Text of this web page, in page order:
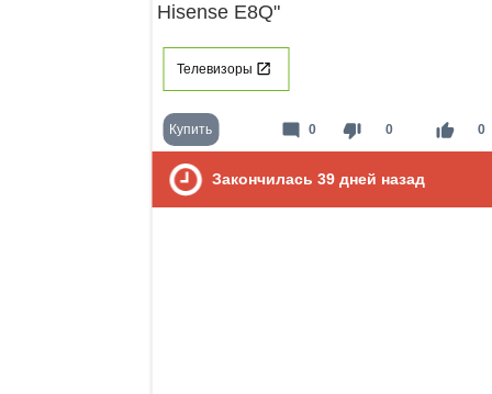
Hisense E8Q"
Телевизоры
Купить thumb_down 0 thumb_up 0
mode_comment 0
Закончилась 39 дней назад